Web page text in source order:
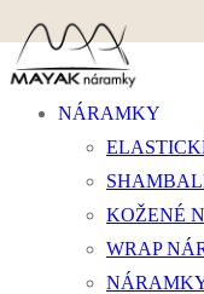
NÁRAMKY
KOŽENÉ
WRAP